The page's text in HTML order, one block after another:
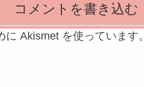
コメントを書き込む
Akismet を使っています。